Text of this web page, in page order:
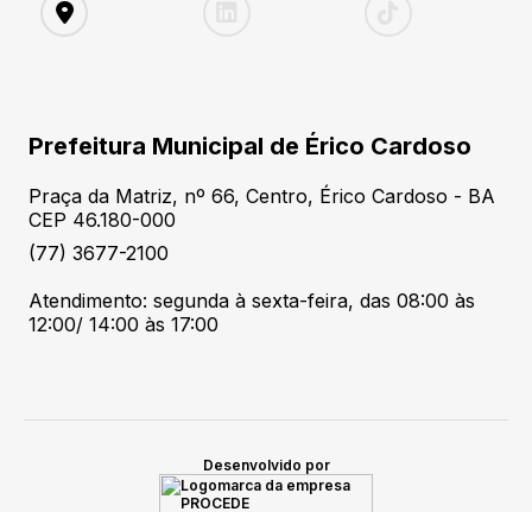
Prefeitura Municipal de Érico Cardoso
Praça da Matriz, nº 66, Centro, Érico Cardoso - BA
CEP 46.180-000
(77) 3677-2100
Atendimento: segunda à sexta-feira, das 08:00 às
12:00/ 14:00 às 17:00
Desenvolvido por